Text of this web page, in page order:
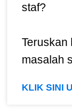
staf?
Teruskan
masalah
KLIK SINI